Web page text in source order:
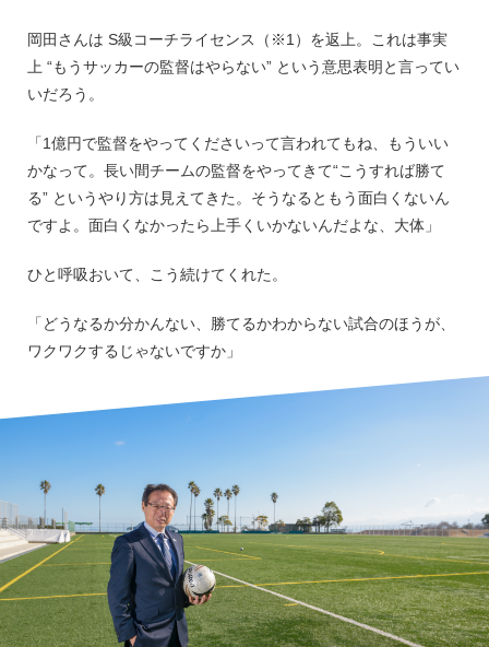
岡田さんは S級コーチライセンス（※1）を返上。これは事実
上 “もうサッカーの監督はやらない” という意思表明と言ってい
いだろう。
「1億円で監督をやってくださいって言われてもね、もういい
かなって。長い間チームの監督をやってきて“こうすれば勝て
る” というやり方は見えてきた。そうなるともう面白くないん
ですよ。面白くなかったら上手くいかないんだよな、大体」
ひと呼吸おいて、こう続けてくれた。
「どうなるか分かんない、勝てるかわからない試合のほうが、
ワクワクするじゃないですか」